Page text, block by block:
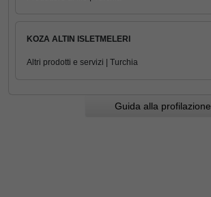
KOZA ALTIN ISLETMELERI
Altri prodotti e servizi | Turchia
Guida alla profilazione